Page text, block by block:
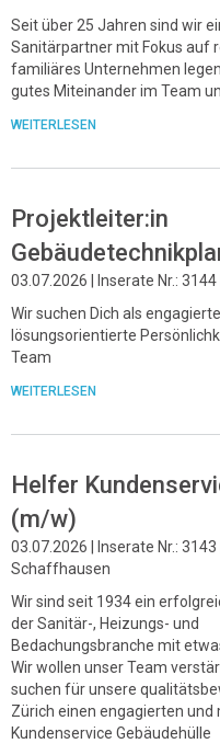
Seit über 25 Jahren sind wir
Sanitärpartner mit Fokus auf
familiäres Unternehmen
gutes Miteinander im Team
WEITERLESEN
Projektleiter:in
03.07.2026 | Inserate Nr.:
Wir suchen Dich als
lösungsorientierte
Team
WEITERLESEN
Helfer
(m/w)
03.07.2026 | Inserate Nr.:
Schaffhausen
Wir sind seit 1934 ein
der Sanitär-, Heizungs- und
Bedachungsbranche mit
Wir wollen unser Team
suchen für unsere
Zürich einen engagierten
Kundenservice Gebäudehülle